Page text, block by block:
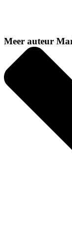
Meer auteur